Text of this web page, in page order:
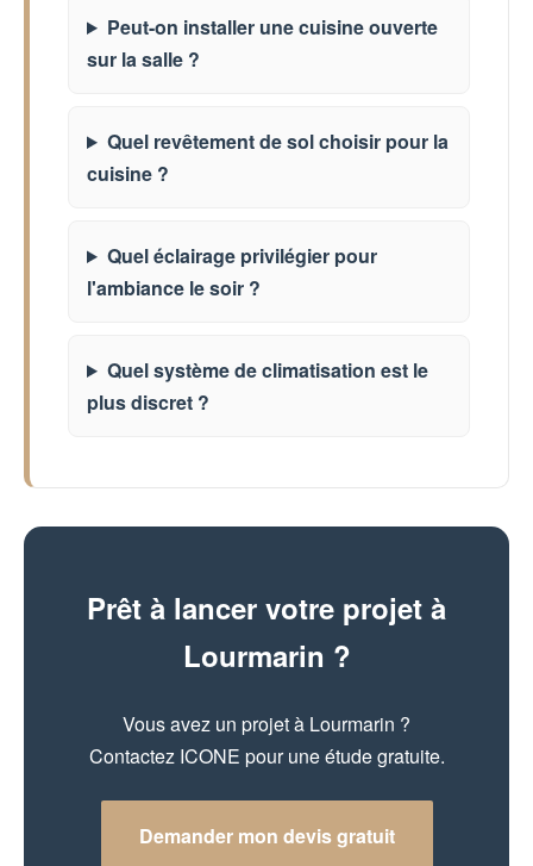
Peut-on installer une cuisine ouverte
sur la salle ?
Quel revêtement de sol choisir pour la
cuisine ?
Quel éclairage privilégier pour
l'ambiance le soir ?
Quel système de climatisation est le
plus discret ?
Prêt à lancer votre projet à
Lourmarin ?
Vous avez un projet à Lourmarin ?
Contactez ICONE pour une étude gratuite.
Demander mon devis gratuit